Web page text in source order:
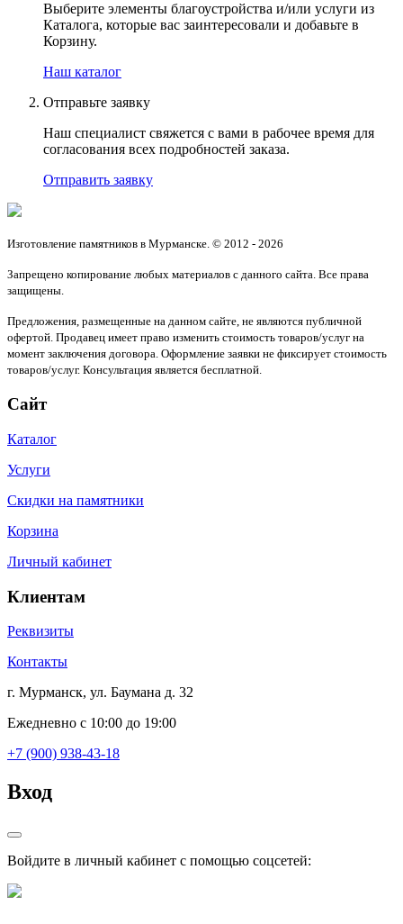
Выберите элементы благоустройства и/или услуги из
Каталога, которые вас заинтересовали и добавьте в
Корзину.
Наш каталог
Отправьте заявку
Наш специалист свяжется с вами в рабочее время для
согласования всех подробностей заказа.
Отправить заявку
Изготовление памятников в Мурманске. © 2012 - 2026
Запрещено копирование любых материалов с данного сайта. Все права
защищены.
Предложения, размещенные на данном сайте, не являются публичной
офертой. Продавец имеет право изменить стоимость товаров/услуг на
момент заключения договора. Оформление заявки не фиксирует стоимость
товаров/услуг. Консультация является бесплатной.
Сайт
Каталог
Услуги
Скидки на памятники
Корзина
Личный кабинет
Клиентам
Реквизиты
Контакты
г. Мурманск, ул. Баумана д. 32
Ежедневно с 10:00 до 19:00
+7 (900) 938-43-18
Вход
Войдите в личный кабинет с помощью соцсетей: